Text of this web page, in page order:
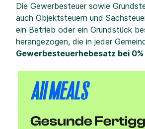
Die Gewerbesteuer sowie
auch Objektsteuern und
ein Betrieb oder ein Grundstück
herangezogen, die in jeder
Gewerbesteuerhebesatz bei 0%